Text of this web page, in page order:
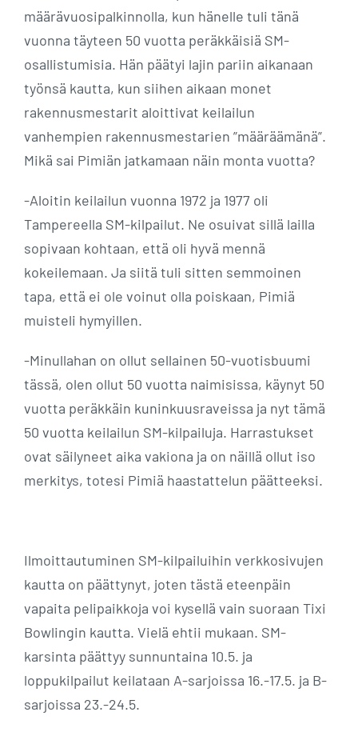
määrävuosipalkinnolla, kun hänelle tuli tänä
vuonna täyteen 50 vuotta peräkkäisiä SM-
osallistumisia. Hän päätyi lajin pariin aikanaan
työnsä kautta, kun siihen aikaan monet
rakennusmestarit aloittivat keilailun
vanhempien rakennusmestarien ”määräämänä”.
Mikä sai Pimiän jatkamaan näin monta vuotta?
-Aloitin keilailun vuonna 1972 ja 1977 oli
Tampereella SM-kilpailut. Ne osuivat sillä lailla
sopivaan kohtaan, että oli hyvä mennä
kokeilemaan. Ja siitä tuli sitten semmoinen
tapa, että ei ole voinut olla poiskaan, Pimiä
muisteli hymyillen.
-Minullahan on ollut sellainen 50-vuotisbuumi
tässä, olen ollut 50 vuotta naimisissa, käynyt 50
vuotta peräkkäin kuninkuusraveissa ja nyt tämä
50 vuotta keilailun SM-kilpailuja. Harrastukset
ovat säilyneet aika vakiona ja on näillä ollut iso
merkitys, totesi Pimiä haastattelun päätteeksi.
Ilmoittautuminen SM-kilpailuihin verkkosivujen
kautta on päättynyt, joten tästä eteenpäin
vapaita pelipaikkoja voi kysellä vain suoraan Tixi
Bowlingin kautta. Vielä ehtii mukaan. SM-
karsinta päättyy sunnuntaina 10.5. ja
loppukilpailut keilataan A-sarjoissa 16.-17.5. ja B-
sarjoissa 23.-24.5.